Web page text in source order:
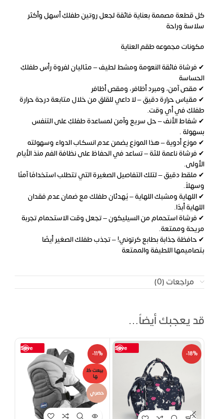
كل قطعة مصممة بعناية فائقة لجعل روتين طفلكِ أسهل وأكثر
سلاسة وراحة
مكونات مجموعه طقم العناية
✔ فرشاة فائقة النعومة ومشط لطيف – مثاليان لفروة رأس طفلكِ
الحساسة
✔ مقص آمن، ومبرد أظافر، ومقص أظافر
✔ مقياس حرارة دقيق – لا داعي للقلق من خلال متابعة درجة حرارة
طفلكِ في أي وقت.
✔ شفاط الأنف – حل سريع وآمن لمساعدة طفلكِ على التنفس
بسهولة .
✔ موزع أدوية – هذا الموزع يضمن عدم انسكاب الدواء وسهولته
✔ فرشاة ناعمة للثة – تساعد في الحفاظ على نظافة الفم منذ الأيام
الأولى.
✔ ملقط دقيق – لتلك التفاصيل الصغيرة التي تتطلب استخدامًا آمنًا
وسهلاً.
✔ اللهاية ومشبك اللهاية – يُهدئان طفلك مع ضمان عدم فقدان
اللهاية أبدًا.
✔ فرشاة استحمام من السيليكون – تجعل وقت الاستحمام تجربة
مريحة وممتعة.
✔ حافظة جذابة بطابع كرتوني! – تجذب طفلك الصغير أيضًا
بتصاميمها اللطيفة والممتعة
مراجعات (0)
قد يعجبك أيضاً…
Save
-18%
Save
-11%
بيعت كل
ها
حصري